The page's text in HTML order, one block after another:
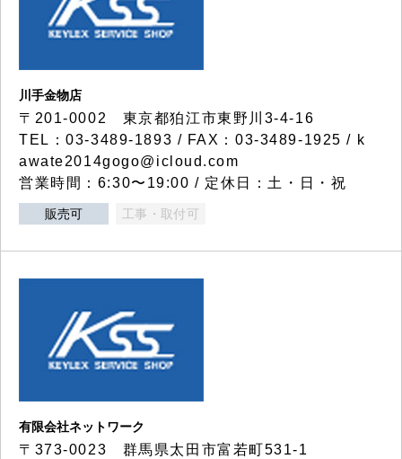
川手金物店
〒201-0002 東京都狛江市東野川3-4-16
TEL：03-3489-1893 / FAX：03-3489-1925 / k
awate2014gogo@icloud.com
営業時間：6:30〜19:00 / 定休日：土・日・祝
販売可 工事・取付可
有限会社ネットワーク
〒373-0023 群馬県太田市富若町531-1